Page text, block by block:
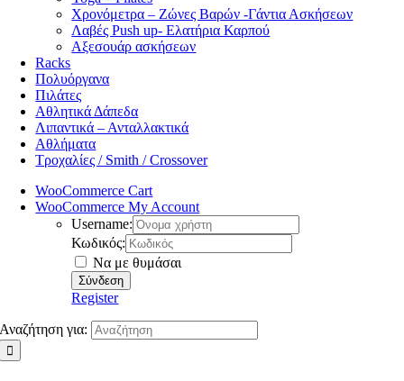
Χρονόμετρα – Ζώνες Βαρών -Γάντια Ασκήσεων
Λαβές Push up- Ελατήρια Καρπού
Αξεσουάρ ασκήσεων
Racks
Πολυόργανα
Πιλάτες
Αθλητικά Δάπεδα
Λιπαντικά – Ανταλλακτικά
Αθλήματα
Τροχαλίες / Smith / Crossover
WooCommerce Cart
WooCommerce My Account
Username:
Κωδικός:
Να με θυμάσαι
Register
Αναζήτηση για: